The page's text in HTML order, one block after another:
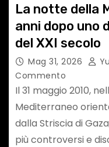
La notte della
anni dopo uno
del XXI secolo
Mag 31, 2026
Commento
Il 31 maggio 2010,
Mediterraneo
dalla Striscia di
più controversi e